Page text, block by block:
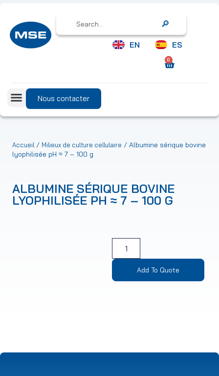
Search
EN ES
0
Nous contacter
Accueil / Milieux de culture cellulaire / Albumine sérique bovine
lyophilisée pH ≈ 7 – 100 g
ALBUMINE SÉRIQUE BOVINE
LYOPHILISÉE PH ≈ 7 – 100 G
Add To Quote